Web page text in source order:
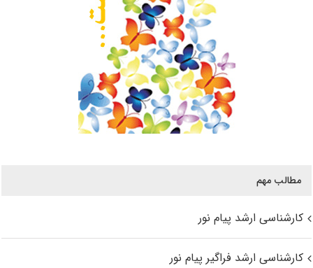
مطالب مهم
کارشناسی ارشد پیام نور
کارشناسی ارشد فراگیر پیام نور